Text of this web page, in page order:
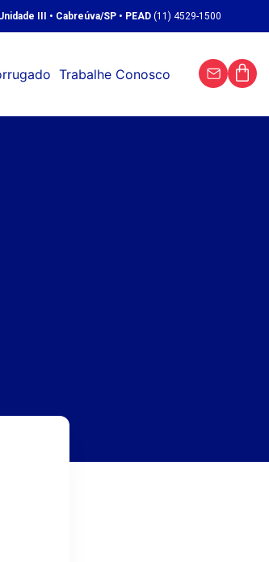
III • Cabreúva/SP • PEAD (11) 4529-1500
Trabalhe Conosco